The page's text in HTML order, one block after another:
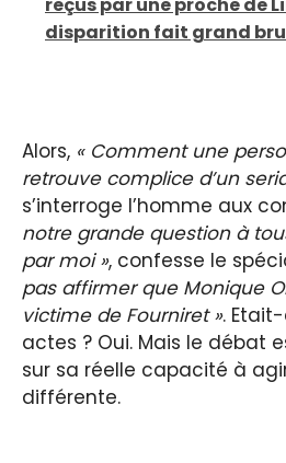
disparition fait grand
Alors, « Comment une
retrouve complice d’un
s’interroge l’homme aux
notre grande question à
par moi », confesse le
pas affirmer que Monique
victime de Fourniret ».
actes ? Oui. Mais le débat
sur sa réelle capacité à
différente.